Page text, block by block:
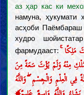
аз ҳар кас ки
намуна,
асҳоби
худро
фармудааст: مَلِكًا
مِنْهُ وَلَمْ يُؤْتَ سَعَةً مِنَ
فِي الْعِلْمِ وَالْجِسْمِ ۖ وَاللَّهُ